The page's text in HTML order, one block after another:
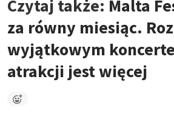
Czytaj także: Malta
za równy miesiąc.
wyjątkowym
atrakcji jest więcej